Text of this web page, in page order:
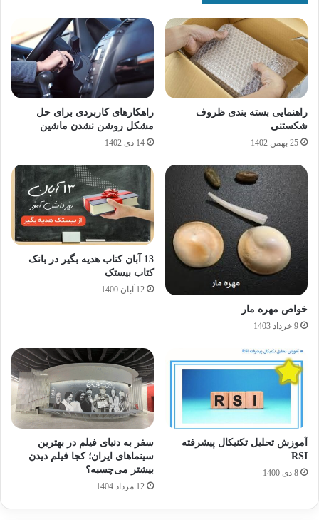
راهنمایی بسته بندی ظروف
شکستنی
25 بهمن 1402
راهکارهای کاربردی برای حل
مشکل روشن نشدن ماشین
14 دی 1402
خواص مهره مار
9 خرداد 1403
13 آبان کتاب هدیه بگیر در بانک
کتاب بیستک
12 آبان 1400
آموزش تحلیل تکنیکال پیشرفته
RSI
8 دی 1400
سفر به دنیای فیلم در بهترین
سینماهای ایران؛ کجا فیلم دیدن
بیشتر می‌چسبه؟
12 مرداد 1404